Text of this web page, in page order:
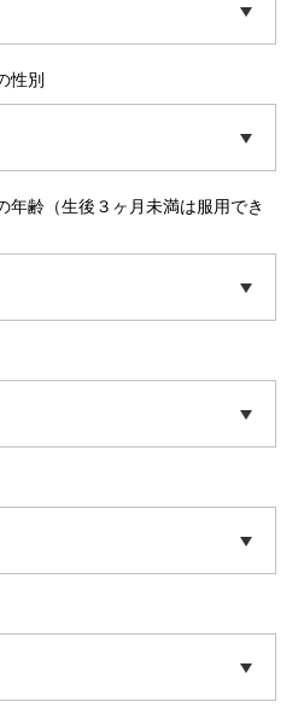
性別
年齢（生後３ヶ月未満は服用でき